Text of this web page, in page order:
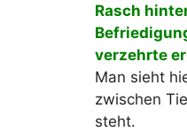
Rasch
verzehrte er
Man sieht
zwischen
steht.